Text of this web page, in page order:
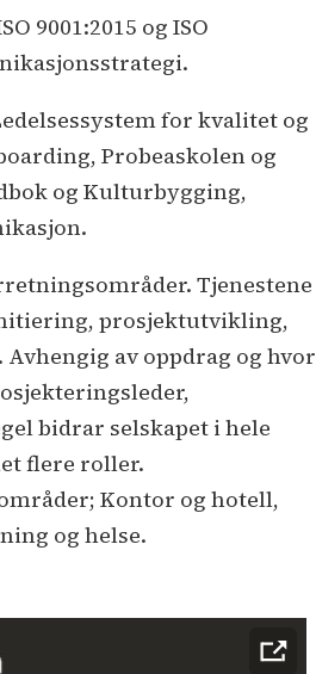
9001:2015 og ISO
for kvalitet og
Probeaskolen og
og Kulturbygging,
Tjenestene
prosjektutvikling,
av oppdrag og hvor
bidrar selskapet i hele
flere roller.
Kontor og hotell,
og helse.